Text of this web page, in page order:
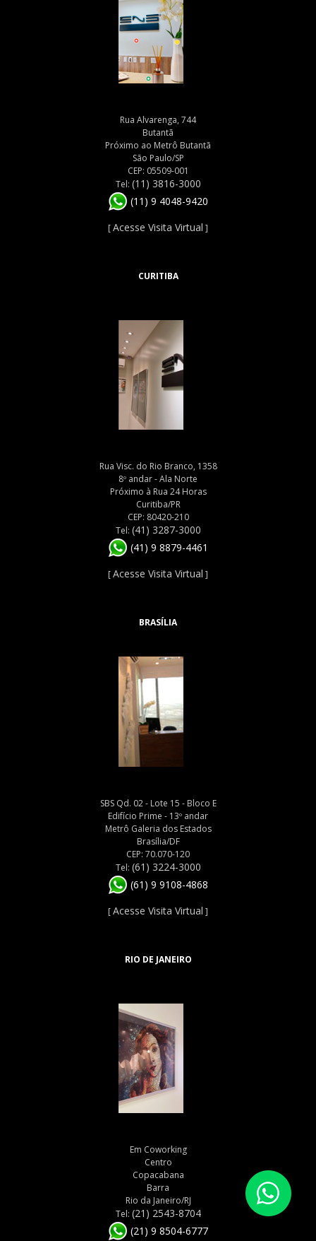
Rua Alvarenga, 744
Butantã
Próximo ao Metrô Butantã
São Paulo/SP
CEP: 05509-001
Tel: (11) 3816-3000
(11) 9 4048-9420
[Acesse Visita Virtual ]
CURITIBA
Rua Visc. do Rio Branco, 1358
8º andar - Ala Norte
Próximo à Rua 24 Horas
Curitiba/PR
CEP: 80420-210
Tel: (41) 3287-3000
(41) 9 8879-4461
[Acesse Visita Virtual ]
BRASÍLIA
SBS Qd. 02 - Lote 15 - Bloco E
Edifício Prime - 13º andar
Metrô Galeria dos Estados
Brasília/DF
CEP: 70.070-120
Tel: (61) 3224-3000
(61) 9 9108-4868
[Acesse Visita Virtual ]
RIO DE JANEIRO
Em Coworking
Centro
Copacabana
Barra
Rio da Janeiro/RJ
Tel: (21) 2543-8704
(21) 9 8504-6777